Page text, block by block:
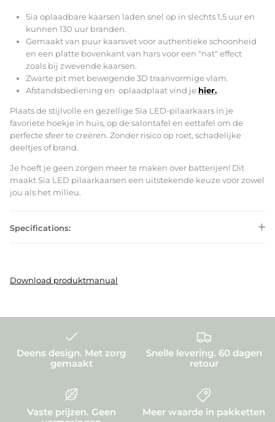
Sia oplaadbare kaarsen laden snel op in slechts 1,5 uur en
kunnen 130 uur branden.
Gemaakt van puur kaarsvet voor authentieke schoonheid
en een platte bovenkant van hars voor een "nat" effect
zoals bij zwevende kaarsen.
Zwarte pit met bewegende 3D traanvormige vlam.
Afstandsbediening en oplaadplaat vind je hier.
Plaats de stijlvolle en gezellige Sia LED-pilaarkaars in je
favoriete hoekje in huis, op de salontafel en eettafel om de
perfecte sfeer te creëren. Zonder risico op roet, schadelijke
deeltjes of brand.
Je hoeft je geen zorgen meer te maken over batterijen! Dit
maakt Sia LED pilaarkaarsen een uitstekende keuze voor zowel
jou als het milieu.
Specifications:
Download produktmanual
Deens design. Met zorg
gemaakt
Snelle levering. 60 dagen
retour
Vaste prijzen. Geen
Meer waarde in pakketten